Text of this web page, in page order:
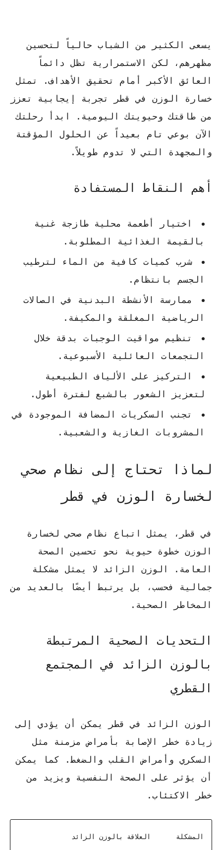
يسعى الكثير من الشباب حالياً لتحسين
مظهرهم، لكن الاستمرارية تظل دائماً
العائق الأكبر أمام تحقيق الأهداف.
تمثل
خسارة الوزن في قطر
تجربة إيجابية تعزز
من طاقتك وحيويتك اليومية. ابدأ رحلتك
الآن بوعي تام بعيداً عن الحلول المؤقتة
والمجهدة التي لا تدوم طويلاً.
أهم النقاط المستفادة
اختيار أطعمة محلية طازجة غنية
بالقيمة الغذائية المطلوبة.
شرب كميات كافية من الماء لترطيب
الجسم بانتظام.
ممارسة الأنشطة البدنية في الصالات
الرياضية المغلقة والمكيفة.
تنظيم مواقيت الوجبات بدقة خلال
التجمعات العائلية الأسبوعية.
التركيز على الألياف الطبيعية
لتعزيز الشعور بالشبع لفترة أطول.
تجنب السكريات المضافة الموجودة في
المشروبات الغازية والشعبية.
لماذا تحتاج إلى نظام صحي
لخسارة الوزن في قطر
في قطر، يمثل اتباع
نظام صحي لخسارة
الوزن خطوة حيوية نحو تحسين الصحة
العامة. الوزن الزائد لا يمثل مشكلة
جمالية فحسب، بل يرتبط أيضًا بالعديد من
المخاطر الصحية.
التحديات الصحية المرتبطة
بالوزن الزائد في المجتمع
القطري
الوزن الزائد في قطر يمكن أن يؤدي إلى
زيادة خطر الإصابة بأمراض مزمنة مثل
السكري وأمراض القلب والضغط. كما يمكن
أن يؤثر على الصحة النفسية ويزيد من
خطر الاكتئاب.
المشكلة العلاقة بالوزن الزائد